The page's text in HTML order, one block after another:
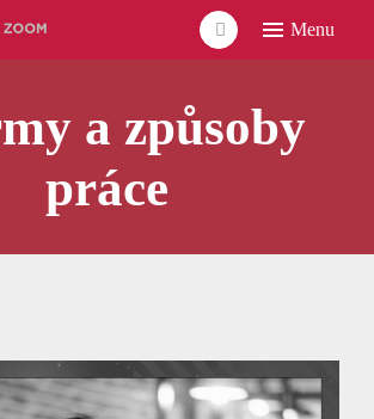
Menu
a způsoby
práce